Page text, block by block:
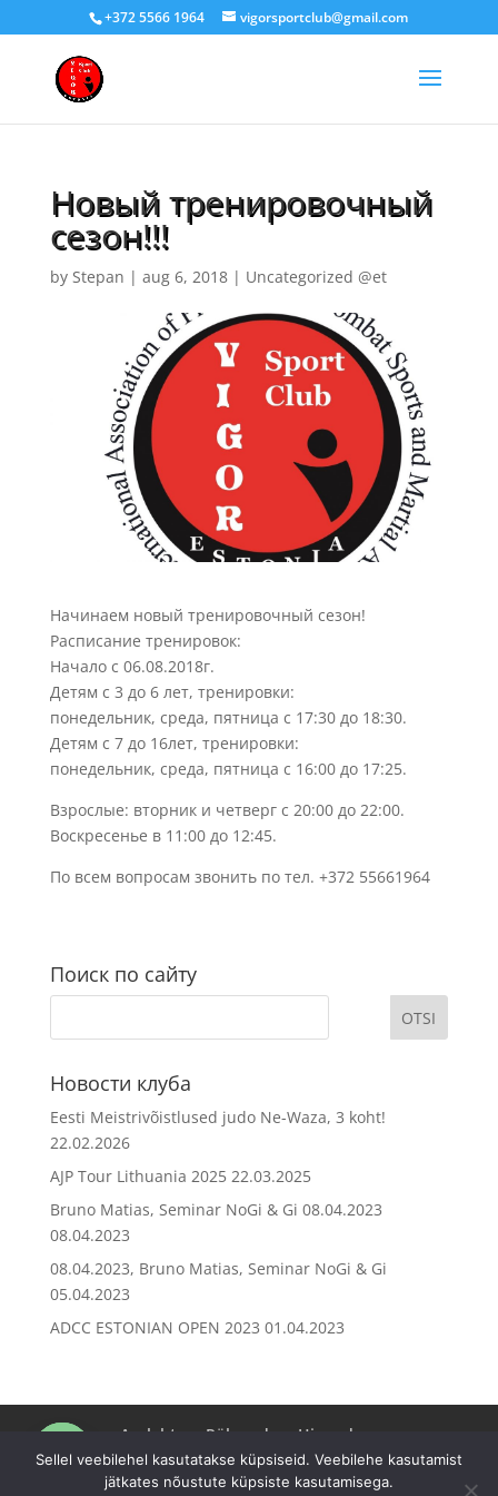
+372 5566 1964 vigorsportclub@gmail.com
Новый тренировочный
сезон!!!
by Stepan | aug 6, 2018| Uncategorized @et
Начинаем новый тренировочный сезон!
Расписание тренировок:
Начало с 06.08.2018г.
Детям с 3 до 6 лет, тренировки:
понедельник, среда, пятница с 17:30 до 18:30.
Детям с 7 до 16лет, тренировки:
понедельник, среда, пятница с 16:00 до 17:25.
Взрослые: вторник и четверг с 20:00 до 22:00.
Воскресенье в 11:00 до 12:45.
По всем вопросам звонить по тел. +372 55661964
Поиск по сайту
Новости клуба
Eesti Meistrivõistlused judo Ne-Waza, 3 koht!
22.02.2026
AJP Tour Lithuania 2025 22.03.2025
Bruno Matias, Seminar NoGi & Gi 08.04.2023
08.04.2023
08.04.2023, Bruno Matias, Seminar NoGi & Gi
05.04.2023
ADCC ESTONIAN OPEN 2023 01.04.2023
Avaleht Rühmad
Hinnad
Registreerimine
Kontakt Uudised
Sellel veebilehel kasutatakse küpsiseid. Veebilehe kasutamist
jätkates nõustute küpsiste kasutamisega.
Online Messenger